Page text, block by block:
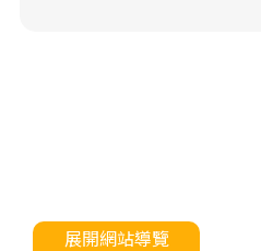
展開網站導覽